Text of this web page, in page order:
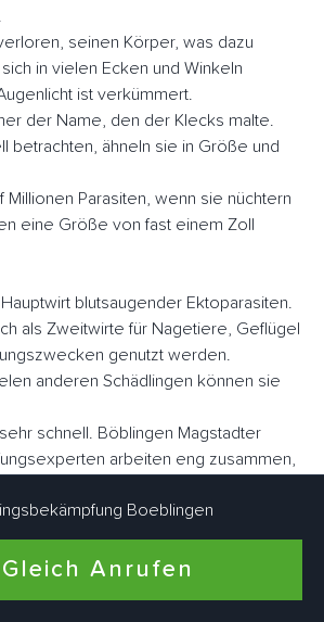
seinen Körper, was dazu
in vielen Ecken und Winkeln
ist verkümmert.
der Name, den der Klecks malte.
betrachten, ähneln sie in Größe und
Millionen Parasiten, wenn sie nüchtern
eine Größe von fast einem Zoll
blutsaugender Ektoparasiten.
als Zweitwirte für Nagetiere, Geflügel
genutzt werden.
anderen Schädlingen können sie
schnell. Böblingen Magstadter
arbeiten eng zusammen,
in Böblingen Magstadt
Boeblingen
Gleich Anrufen